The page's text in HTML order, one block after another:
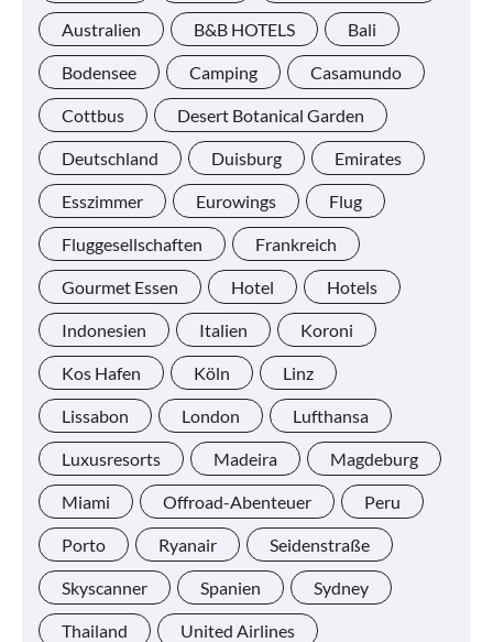
Australien B&B HOTELS Bali
Bodensee Camping Casamundo
Cottbus Desert Botanical Garden
Deutschland Duisburg Emirates
Esszimmer Eurowings Flug
Fluggesellschaften Frankreich
Gourmet Essen Hotel Hotels
Indonesien Italien Koroni
Kos Hafen Köln Linz
Lissabon London Lufthansa
Luxusresorts Madeira Magdeburg
Miami Offroad-Abenteuer Peru
Porto Ryanair Seidenstraße
Skyscanner Spanien Sydney
Thailand United Airlines